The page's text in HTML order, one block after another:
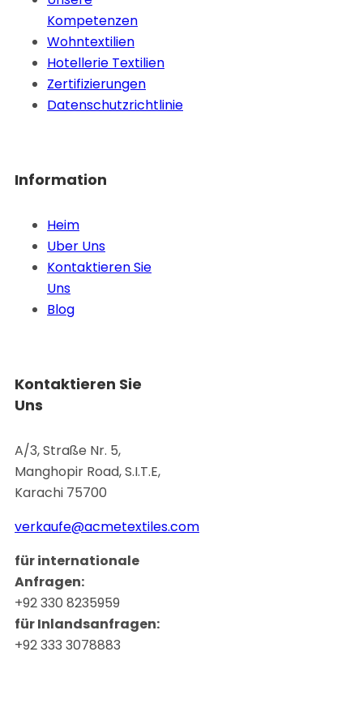
Kompetenzen
Wohntextilien
Hotellerie Textilien
Zertifizierungen
Datenschutzrichtlinie
Information
Heim
Uber Uns
Kontaktieren Sie
Uns
Blog
Kontaktieren Sie
Uns
A/3, Straße Nr. 5,
Manghopir Road, S.I.T.E,
Karachi 75700
verkaufe@acmetextiles.com
für internationale
Anfragen:
+92 330 8235959
für Inlandsanfragen:
+92 333 3078883